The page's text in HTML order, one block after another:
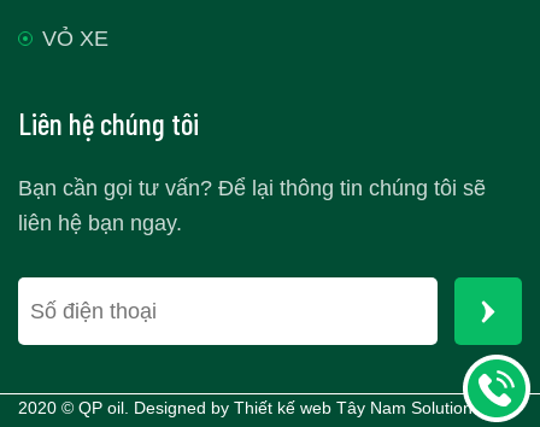
VỎ XE
Liên hệ chúng tôi
Bạn cần gọi tư vấn? Để lại thông tin chúng tôi sẽ
liên hệ bạn ngay.
2020 © QP oil. Designed by Thiết kế web Tây Nam Solutions